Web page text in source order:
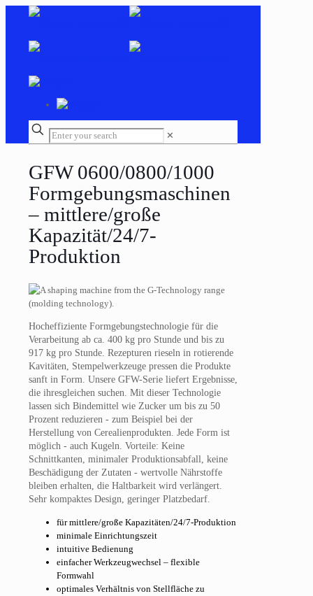
✕
GFW 0600/0800/1000
Formgebungsmaschinen
– mittlere/große
Kapazität/24/7-
Produktion
Hocheffiziente Formgebungstechnologie für die
Verarbeitung ab ca. 400 kg pro Stunde und bis zu
917 kg pro Stunde. Rezepturen rieseln in rotierende
Kavitäten, Stempelwerkzeuge pressen die Produkte
sanft in Form. Unsere GFW-Serie liefert Ergebnisse,
die ihresgleichen suchen. Mit dieser Technologie
lassen sich Bindemittel wie Zucker um bis zu 50
Prozent reduzieren - zum Beispiel bei der
Herstellung von Cerealienprodukten. Jede Form ist
möglich - auch Kugeln. Vorteile: Keine
Schnittkanten, minimaler Produktionsabfall, keine
Beschädigung der Zutaten - wertvolle Nährstoffe
bleiben erhalten, die Haltbarkeit wird verlängert.
Sehr kompaktes Design, geringer Platzbedarf.
für mittlere/große Kapazitäten/24/7-Produktion
minimale Einrichtungszeit
intuitive Bedienung
einfacher Werkzeugwechsel – flexible
Formwahl
optimales Verhältnis von Stellfläche zu